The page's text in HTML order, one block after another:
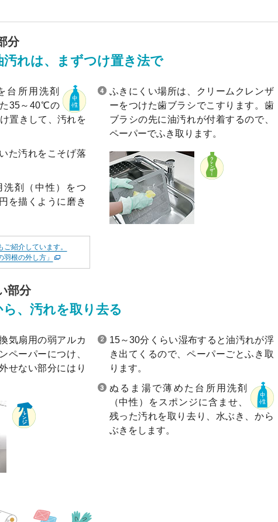
分
汚れは、まずつけ置き法で
台所用洗剤
た35～40℃の
置きして、汚れを
た汚れをこそげ落
洗剤（中性）をつ
を描くように磨き
ふきにくい場所は、クリームクレンザ
ーをつけた歯ブラシでこすります。歯
ブラシの先に油汚れが付着するので、
ペーパーでふき取ります。
紹介しています。
羽根の外し方」
部分
、汚れを取り去る
気扇用の弱アルカ
ペーパーにつけ、
せない部分にはり
15～30分くらい湿布すると油汚れが浮
き出てくるので、ペーパーごとふき取
ります。
ぬるま湯で薄めた台所用洗剤
（中性）をスポンジに含ませ、
残った汚れを取り去り、水ぶき、から
ぶきをします。